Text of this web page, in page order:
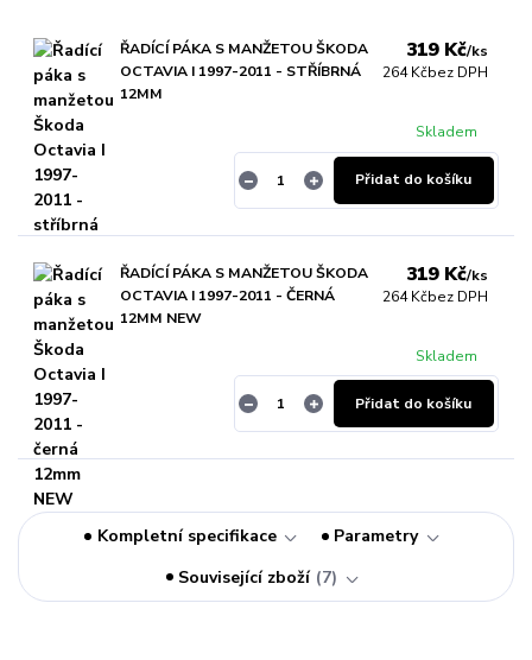
ŘADÍCÍ PÁKA S MANŽETOU ŠKODA
OCTAVIA I 1997-2011 - STŘÍBRNÁ
12MM
319 Kč/ks
264 Kčbez DPH
Skladem
Přidat do košíku
ŘADÍCÍ PÁKA S MANŽETOU ŠKODA
OCTAVIA I 1997-2011 - ČERNÁ
12MM NEW
319 Kč/ks
264 Kčbez DPH
Skladem
Přidat do košíku
Kompletní specifikace
Parametry
Související zboží 7